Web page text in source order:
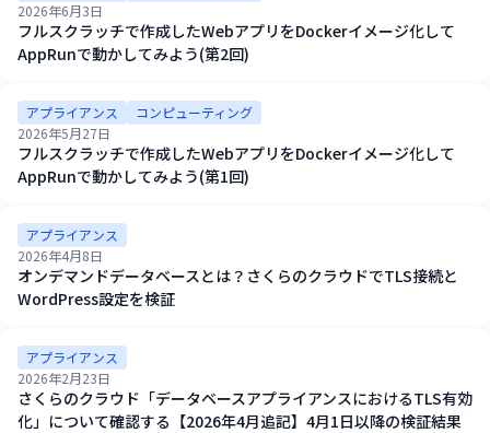
2026年6月3日
フルスクラッチで作成したWebアプリをDockerイメージ化して
AppRunで動かしてみよう(第2回)
アプライアンス
コンピューティング
2026年5月27日
フルスクラッチで作成したWebアプリをDockerイメージ化して
AppRunで動かしてみよう(第1回)
アプライアンス
2026年4月8日
オンデマンドデータベースとは？さくらのクラウドでTLS接続と
WordPress設定を検証
アプライアンス
2026年2月23日
さくらのクラウド「データベースアプライアンスにおけるTLS有効
化」について確認する【2026年4月追記】4月1日以降の検証結果